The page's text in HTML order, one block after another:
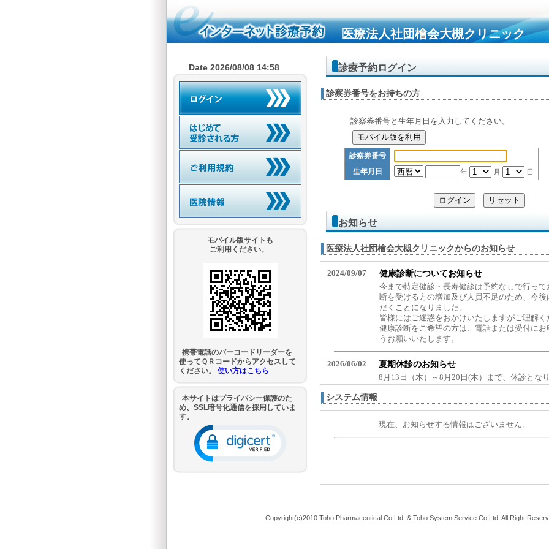
医療法人社団檜会大槻クリニック
診療予約ログイン
診察券番号をお持ちの方
診察券番号と生年月日を入力してください。
診察券番号
生年月日
年 月 日
お知らせ
医療法人社団檜会大槻クリニックからのお知らせ
システム情報
Date 2026/08/08 14:58
モバイル版サイトも
ご利用ください。
携帯電話のバーコードリーダーを
使ってＱＲコードからアクセスして
ください。 使い方はこちら
本サイトはプライバシー保護のた
め、SSL暗号化通信を採用していま
す。
Copyright(c)2010 Toho Pharmaceutical Co,Ltd. & Toho System Service Co,Ltd. All Right